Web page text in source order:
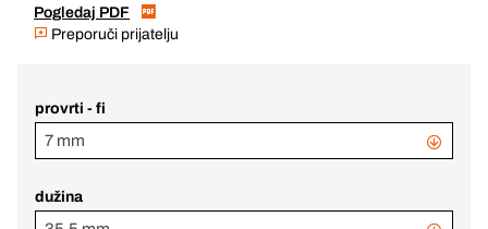
Pogledaj PDF
Preporuči prijatelju
provrti - fi
7 mm
dužina